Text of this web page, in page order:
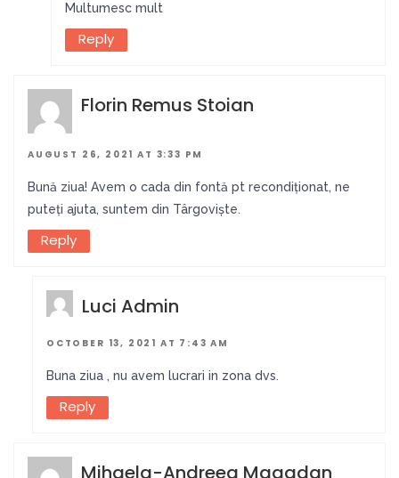
Multumesc mult
Reply
Florin Remus Stoian
AUGUST 26, 2021 AT 3:33 PM
Bună ziua! Avem o cada din fontă pt recondiționat, ne
puteți ajuta, suntem din Târgoviște.
Reply
Luci Admin
OCTOBER 13, 2021 AT 7:43 AM
Buna ziua , nu avem lucrari in zona dvs.
Reply